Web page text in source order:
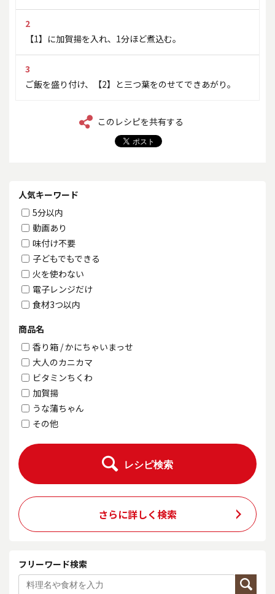
2
【1】に加賀揚を入れ、1分ほど煮込む。
3
ご飯を盛り付け、【2】と三つ葉をのせてできあがり。
このレシピを共有する
人気キーワード
5分以内
動画あり
味付け不要
子どもでもできる
火を使わない
電子レンジだけ
食材3つ以内
商品名
香り箱 / かにちゃいまっせ
大人のカニカマ
ビタミンちくわ
加賀揚
うな蒲ちゃん
その他
レシピ検索
さらに詳しく検索
フリーワード検索